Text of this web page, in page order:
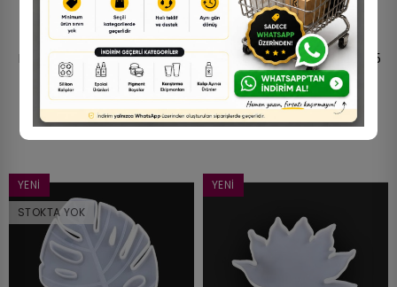
Beton Ve Epoksi Silikon
Bardak Altı Kalıbı - Altıgen -
Kod:194
120,00 TL
Altıgen Şekerlik Epoksi Ve
Beton Silikon Kalıbı - Kod:165
350,00 TL
YENI
STOKTA YOK
YENI